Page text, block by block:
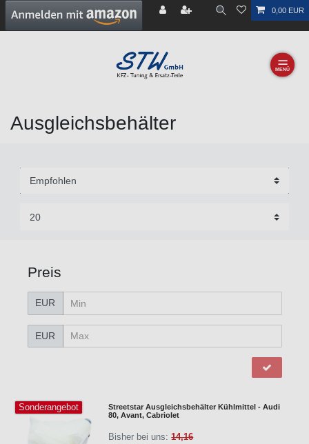
0,00 EUR
☰
Ausgleichsbehälter
Preis
EUR
EUR
Sonderangebot
Streetstar Ausgleichsbehälter Kühlmittel - Audi
80, Avant, Cabriolet
Bisher bei uns:14,16